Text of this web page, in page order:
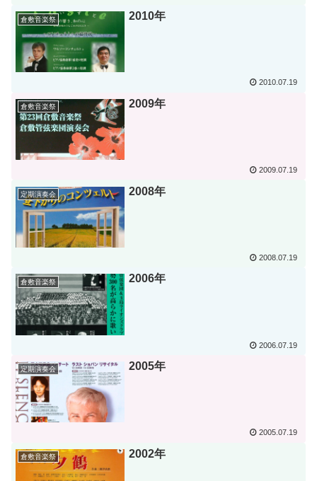
倉敷音楽祭 2010年
2010.07.19
倉敷音楽祭 2009年
2009.07.19
定期演奏会 2008年
2008.07.19
倉敷音楽祭 2006年
2006.07.19
定期演奏会 2005年
2005.07.19
倉敷音楽祭 2002年